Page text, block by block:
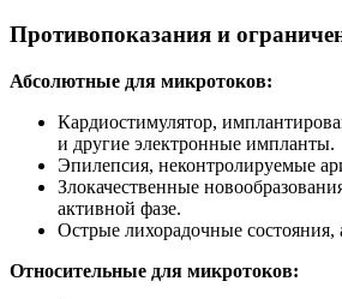
Противопоказания и
Абсолютные для микротоков:
Кардиостимулятор,
и другие электронные импланты.
Эпилепсия, неконтролируемые
Злокачественные
активной фазе.
Острые лихорадочные
Относительные для микротоков: